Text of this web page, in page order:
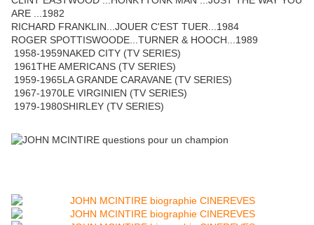
ARE ...1982
RICHARD FRANKLIN...JOUER C'EST TUER...1984
ROGER SPOTTISWOODE...TURNER & HOOCH...1989
1958-1959NAKED CITY (TV SERIES)
1961THE AMERICANS (TV SERIES)
1959-1965LA GRANDE CARAVANE (TV SERIES)
1967-1970LE VIRGINIEN (TV SERIES)
1979-1980SHIRLEY (TV SERIES)